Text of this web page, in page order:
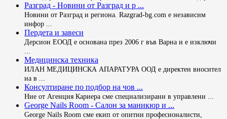
Разград - Новини от Разград и р ...
Новини от Разград и региона. Razgrad-bg.com е независим
инфор ...
Пердета и завеси
Дерсион ЕООД е основана през 2006 г във Варна и е изключи
Медицинска техника
ИЛАН МЕДИЦИНСКА АПАРАТУРА ООД е директен вносител
на в ...
Консултиране по подбор на чов ...
Ние от Агенция Кариера сме специализирани в управлени ...
George Nails Room - Салон за маникюр и ...
George Nails Room сме екип от опитни професионалисти,